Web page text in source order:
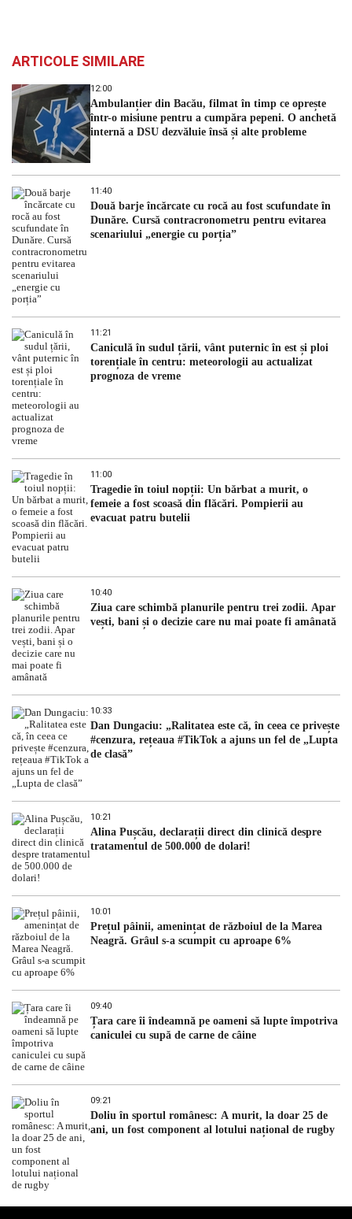
ARTICOLE SIMILARE
12:00
Ambulanțier din Bacău, filmat în timp ce oprește
într-o misiune pentru a cumpăra pepeni. O anchetă
internă a DSU dezvăluie însă și alte probleme
11:40
Două barje încărcate cu rocă au fost scufundate în
Dunăre. Cursă contracronometru pentru evitarea
scenariului „energie cu porția”
11:21
Caniculă în sudul țării, vânt puternic în est și ploi
torențiale în centru: meteorologii au actualizat
prognoza de vreme
11:00
Tragedie în toiul nopții: Un bărbat a murit, o
femeie a fost scoasă din flăcări. Pompierii au
evacuat patru butelii
10:40
Ziua care schimbă planurile pentru trei zodii. Apar
vești, bani și o decizie care nu mai poate fi amânată
10:33
Dan Dungaciu: „Ralitatea este că, în ceea ce privește
#cenzura, rețeaua #TikTok a ajuns un fel de „Lupta
de clasă”
10:21
Alina Pușcău, declarații direct din clinică despre
tratamentul de 500.000 de dolari!
10:01
Prețul pâinii, amenințat de războiul de la Marea
Neagră. Grâul s-a scumpit cu aproape 6%
09:40
Țara care îi îndeamnă pe oameni să lupte împotriva
caniculei cu supă de carne de câine
09:21
Doliu în sportul românesc: A murit, la doar 25 de
ani, un fost component al lotului național de rugby